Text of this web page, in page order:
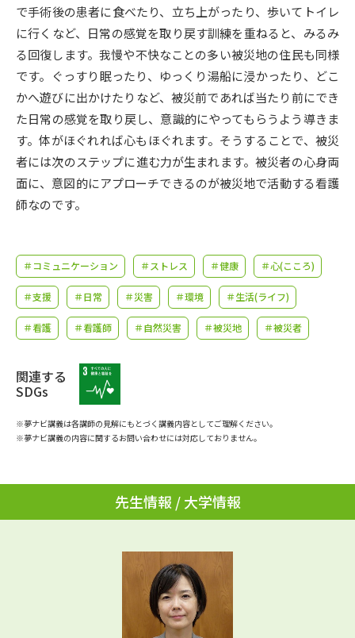
併願校選び 受験スケジュールを立てよう
先輩が入学を決めた理由 テレメール全国一斉進学調査
新生活お役立ちガイド
学問発見 学問検索
学問のミニ講義「夢ナビ講義」 学問分野解説
学問の教科書 夢ナビライブ
Ｑ＆Ａ よくあるご質問 大学進学IDについて
個人情報取扱規定
訂正のご案内
で手術後の患者に食べたり、立ち上がったり、歩いてトイレ
に行くなど、日常の感覚を取り戻す訓練を重ねると、みるみ
る回復します。我慢や不快なことの多い被災地の住民も同様
です。ぐっすり眠ったり、ゆっくり湯船に浸かったり、どこ
かへ遊びに出かけたりなど、被災前であれば当たり前にでき
た日常の感覚を取り戻し、意識的にやってもらうよう導きま
す。体がほぐれれば心もほぐれます。そうすることで、被災
者には次のステップに進む力が生まれます。被災者の心身両
面に、意図的にアプローチできるのが被災地で活動する看護
師なのです。
＃コミュニケーション ＃ストレス ＃健康 ＃心(こころ)
＃支援 ＃日常 ＃災害 ＃環境 ＃生活(ライフ)
＃看護 ＃看護師 ＃自然災害 ＃被災地 ＃被災者
関連する
SDGs
※夢ナビ講義は各講師の見解にもとづく講義内容としてご理解ください。
※夢ナビ講義の内容に関するお問い合わせには対応しておりません。
先生情報 / 大学情報